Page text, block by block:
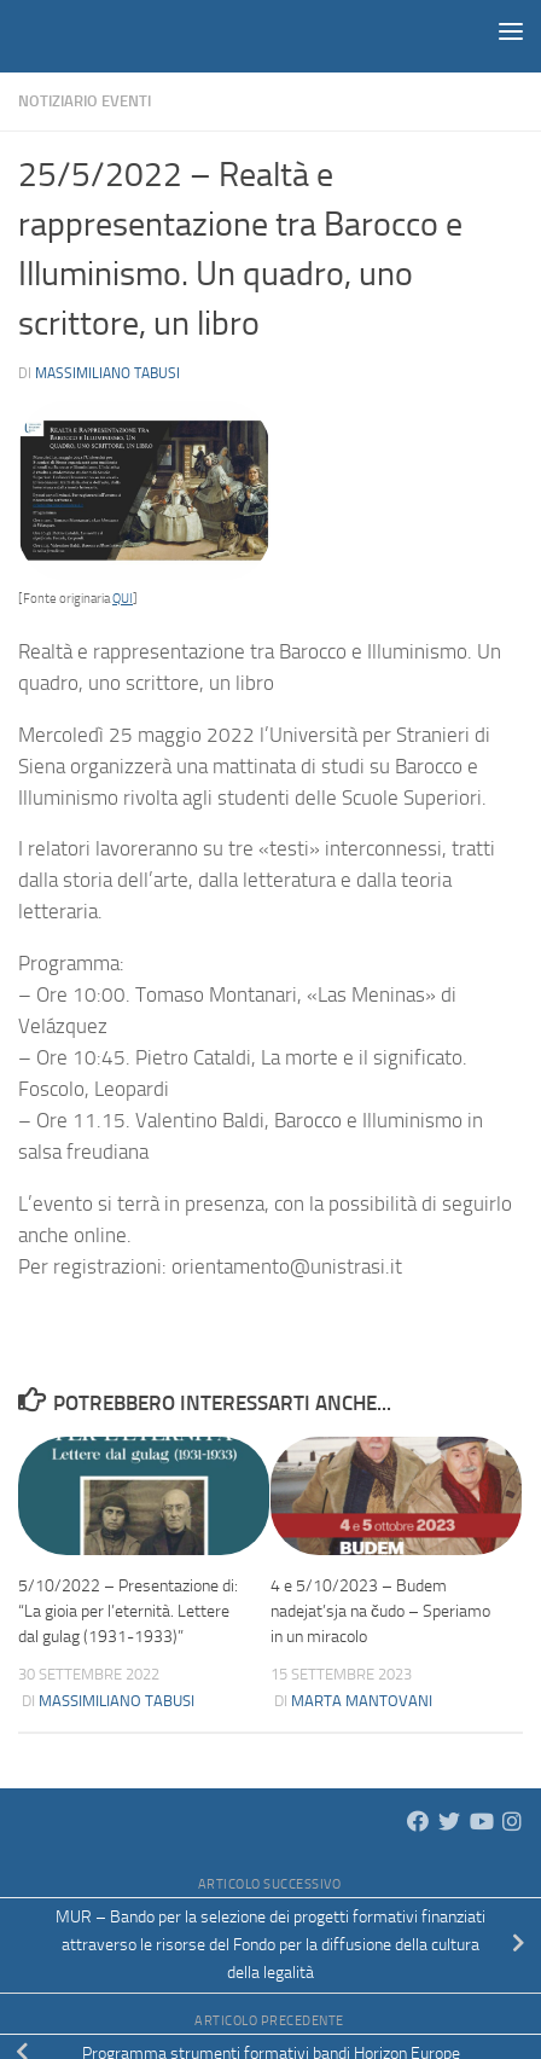
NOTIZIARIO EVENTI
25/5/2022 – Realtà e
rappresentazione tra Barocco e
Illuminismo. Un quadro, uno
scrittore, un libro
DI MASSIMILIANO TABUSI
[Fonte originariaQUI
Realtà e rappresentazione tra Barocco e Illuminismo. Un
quadro, uno scrittore, un libro
Mercoledì 25 maggio 2022 l’Università per Stranieri di
Siena organizzerà una mattinata di studi su Barocco e
Illuminismo rivolta agli studenti delle Scuole Superiori.
I relatori lavoreranno su tre «testi» interconnessi, tratti
dalla storia dell’arte, dalla letteratura e dalla teoria
letteraria.
Programma:
– Ore 10:00. Tomaso Montanari, «Las Meninas» di
Velázquez
– Ore 10:45. Pietro Cataldi, La morte e il significato.
Foscolo, Leopardi
– Ore 11.15. Valentino Baldi, Barocco e Illuminismo in
salsa freudiana
L’evento si terrà in presenza, con la possibilità di seguirlo
anche online.
Per registrazioni: orientamento@unistrasi.it
POTREBBERO INTERESSARTI ANCHE...
5/10/2022 – Presentazione di:
“La gioia per l’eternità. Lettere
dal gulag (1931-1933)”
30 SETTEMBRE 2022
DI MASSIMILIANO TABUSI
4 e 5/10/2023 – Budem
nadejat’sja na čudo – Speriamo
in un miracolo
15 SETTEMBRE 2023
DI MARTA MANTOVANI
ARTICOLO SUCCESSIVO
MUR – Bando per la selezione dei progetti formativi finanziati
attraverso le risorse del Fondo per la diffusione della cultura
della legalità
ARTICOLO PRECEDENTE
Programma strumenti formativi bandi Horizon Europe